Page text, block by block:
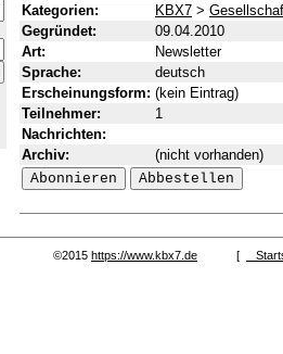
Kategorien:
KBX7 >
Gegründet:
09.04.2010
Art:
Newsletter
Sprache:
deutsch
Erscheinungsform: (kein Eintrag)
Teilnehmer:
1
Nachrichten:
Archiv:
(nicht vorhanden)
©2015 https://www.kbx7.de [